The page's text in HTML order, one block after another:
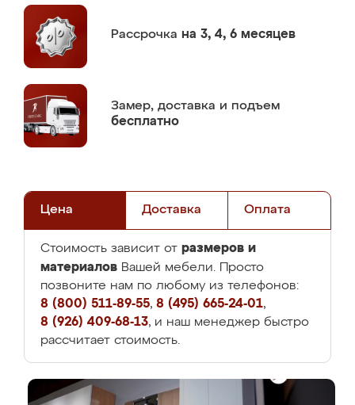
Рассрочка на 3, 4, 6 месяцев
Замер, доставка и подъем
бесплатно
Цена Доставка Оплата
Стоимость зависит от размеров и
материалов Вашей мебели. Просто
позвоните нам по любому из телефонов:
8 (800) 511-89-55, 8 (495) 665-24-01,
8 (926) 409-68-13, и наш менеджер быстро
рассчитает стоимость.